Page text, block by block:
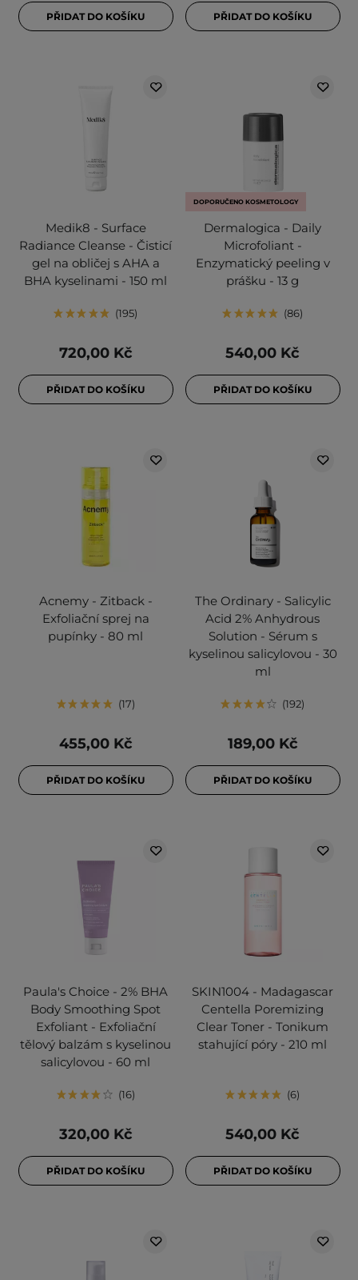
PŘIDAT DO KOŠÍKU PŘIDAT DO KOŠÍKU
Medik8 - Surface
Radiance Cleanse - Čisticí
gel na obličej s AHA a
BHA kyselinami - 150 ml
195
720,00 Kč
PŘIDAT DO KOŠÍKU
DOPORUČENO KOSMETOLOGY
Dermalogica - Daily
Microfoliant -
Enzymatický peeling v
prášku - 13 g
86
540,00 Kč
PŘIDAT DO KOŠÍKU
Acnemy - Zitback -
Exfoliační sprej na
pupínky - 80 ml
17
455,00 Kč
PŘIDAT DO KOŠÍKU
The Ordinary - Salicylic
Acid 2% Anhydrous
Solution - Sérum s
kyselinou salicylovou - 30
ml
192
189,00 Kč
PŘIDAT DO KOŠÍKU
Paula's Choice - 2% BHA
Body Smoothing Spot
Exfoliant - Exfoliační
tělový balzám s kyselinou
salicylovou - 60 ml
16
320,00 Kč
PŘIDAT DO KOŠÍKU
SKIN1004 - Madagascar
Centella Poremizing
Clear Toner - Tonikum
stahující póry - 210 ml
6
540,00 Kč
PŘIDAT DO KOŠÍKU